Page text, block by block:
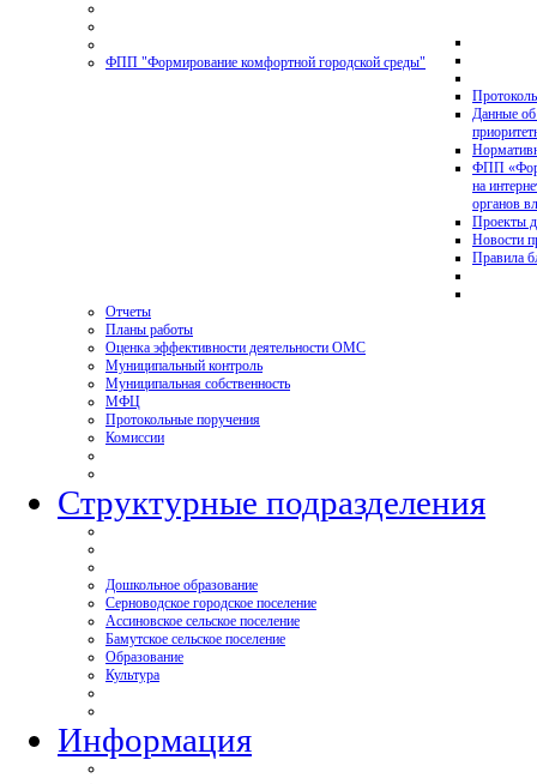
ФПП "Формирование комфортной городской среды"
Данные об
ФПП
на
органов
Проекты
Новости
Правила
Отчеты
Планы работы
Оценка эффективности деятельности ОМС
Муниципальный контроль
Муниципальная собственность
МФЦ
Протокольные поручения
Комиссии
Структурные подразделения
Дошкольное образование
Серноводское городское поселение
Ассиновское сельское поселение
Бамутское сельское поселение
Образование
Культура
Информация